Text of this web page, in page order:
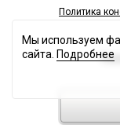
Политика
Мы используем
сайта. Подробнее